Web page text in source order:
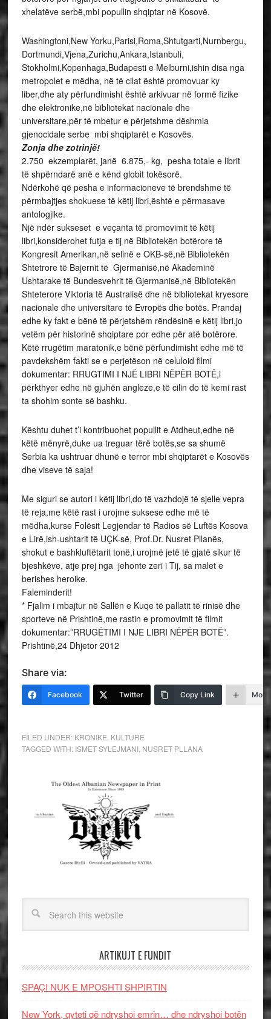
xhelatëve serbë,mbi popullin shqiptar në Kosovë.
Washingtoni,New Yorku,Parisi,Roma,Shtutgarti,Nurnbergu,
Dortmundi,Vjena,Zurichu,Ankara,Istanbuli,
Stokholmi,Kopenhaga,Budapesti e Melburni,ishin disa nga
metropolet e mëdha, në të cilat është promovuar ky
liber,dhe aty përfundimisht është arkivuar në formë fizike
dhe elektronike,në bibliotekat nacionale dhe
universitare,për të mbetur e përjetshme dëshmia
gjenocidale serbe mbi shqiptarët e Kosovës.
Zonja dhe zotrinjë!
2.750 ekzemplarët, janë 6.875,- kg, pesha totale e librit
të shpërndarë anë e kënd globit tokësorë.
Ndërkohë që pesha e informacioneve të brendshme të
përmbajtjes shokuese të këtij libri,është e përmasave
antologjike.
Një ndër sukseset e veçanta të promovimit të këtij
libri,konsiderohet futja e tij në Bibliotekën botërore të
Kongresit Amerikan,në selinë e OKB-së,në Bibliotekën
Shtetrore të Bajernit të Gjermanisë,në Akademinë
Ushtarake të Bundesvehrit të Gjermanisë,në Bibliotekën
Shteterore Viktoria të Australisë dhe në bibliotekat kryesore
nacionale dhe universitare të Evropës dhe botës. Prandaj
edhe ky fakt e bënë të përjetshëm rëndësinë e këtij libri,jo
vetëm për historinë shqiptare por edhe për atë botërore.
Këtë rrugëtim maratonik,e bënë përfundimisht edhe më të
pavdekshëm fakti se e perjetëson në celuloid filmi
dokumentar: RRUGTIMI I NJË LIBRI NËPËR BOTË,i
përkthyer edhe në gjuhën angleze,e të cilin do të kemi rast
ta shohim sonte së bashku.
Kështu duhet t’i kontribuohet popullit e Atdheut,edhe në
këtë mënyrë,duke ua treguar tërë botës,se sa shumë
Serbia ka ushtruar dhunë e terror mbi shqiptarët e Kosovës
dhe viseve të saja!
Me siguri se autori i këtij libri,do të vazhdojë të sjelle vepra
të reja,me këtë rast i urojme suksese edhe më të
mëdha,kurse Folësit Legjendar të Radios së Luftës Kosova
e Lirë,ish-ushtarit të UÇK-së, Prof.Dr. Nusret Pllanës,
shokut e bashkluftëtarit tonë,i urojmë jetë të gjatë sikur të
bjeshkëve, atje prej nga jehonte zeri i Tij, sa malet e
berishes heroike.
Faleminderit!
* Fjalim i mbajtur në Sallën e Kuqe të pallatit të rinisë dhe
sporteve në Prishtinë,me rastin e promovimit të filmit
dokumentar:”RRUGËTIMI I NJE LIBRI NËPËR BOTË”.
Prishtinë,24 Dhjetor 2012
Share via:
Facebook Twitter Copy Link More
FILED UNDER: KRONIKE KULTURE
TAGGED WITH: ISMET SYLEJMANI, NUSRET PLLANA
ARTIKUJT E FUNDIT
SPAÇI NUK E MPOSHTI SHPIRTIN
New York, qyteti që ndryshoi emrin… dhe ndryshoi botën